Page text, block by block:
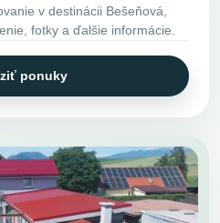
v destinácii Bešeňová,
fotky a ďalšie informácie.
ponuky